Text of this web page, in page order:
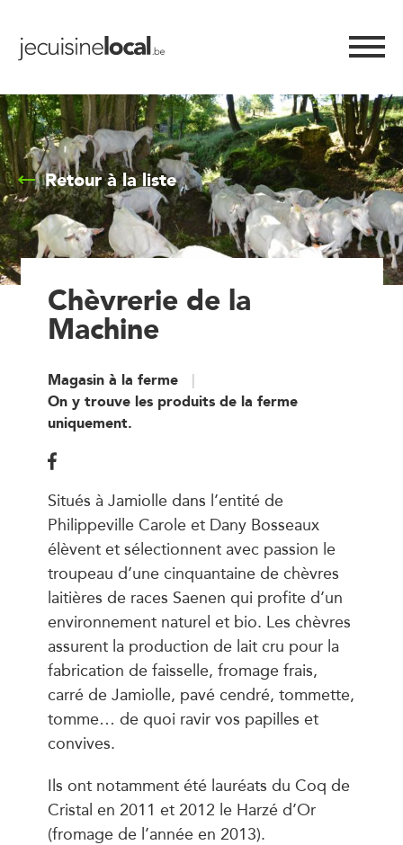
Retour à la liste
Chèvrerie de la
Machine
Magasin à la ferme
On y trouve les produits de la ferme
uniquement.
Situés à Jamiolle dans l’entité de
Philippeville Carole et Dany Bosseaux
élèvent et sélectionnent avec passion le
troupeau d’une cinquantaine de chèvres
laitières de races Saenen qui profite d’un
environnement naturel et bio. Les chèvres
assurent la production de lait cru pour la
fabrication de faisselle, fromage frais,
carré de Jamiolle, pavé cendré, tommette,
tomme… de quoi ravir vos papilles et
convives.
Ils ont notamment été lauréats du Coq de
Cristal en 2011 et 2012 le Harzé d’Or
(fromage de l’année en 2013).